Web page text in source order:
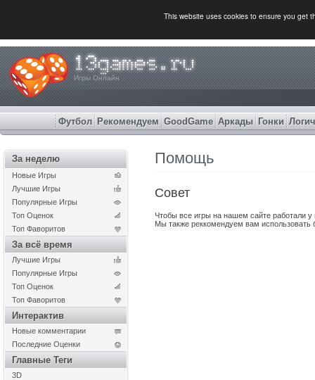
This website uses cookies to ensure you get
Игры Онлайн
Футбол Рекомендуем GoodGame Аркады Гонки
Помощь
Совет
Чтобы все игры на нашем сайте работали
Мы также реккомендуем вам использовать
За неделю
Новые Игры
Лучшие Игры
Популярные Игры
Топ Оценок
Топ Фаворитов
За всё время
Лучшие Игры
Популярные Игры
Топ Оценок
Топ Фаворитов
Интерактив
Новые комментарии
Последние Оценки
Главные Теги
3D